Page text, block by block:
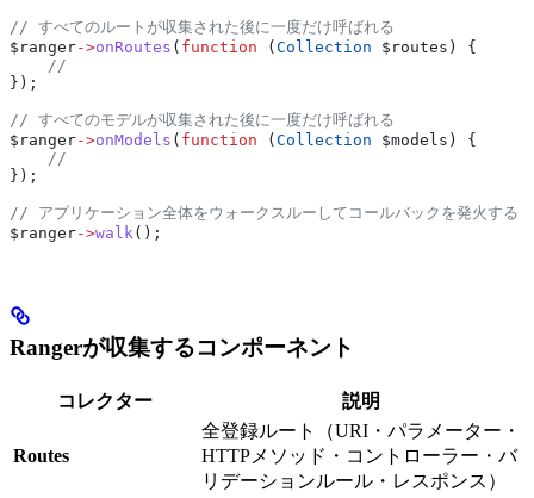
// すべてのルートが収集された後に一度だけ呼ばれる
$ranger->onRoutes ( function (Collection $routes ) {
    //
});
// すべてのモデルが収集された後に一度だけ呼ばれる
$ranger->onModels ( function (Collection $models ) {
    //
});
// アプリケーション全体をウォークスルーしてコールバックを発火する
$ranger->walk ();
Rangerが収集するコンポーネント
コレクター 説明
Routes
全登録ルート（URI・パラメーター・
HTTPメソッド・コントローラー・バ
リデーションルール・レスポンス）